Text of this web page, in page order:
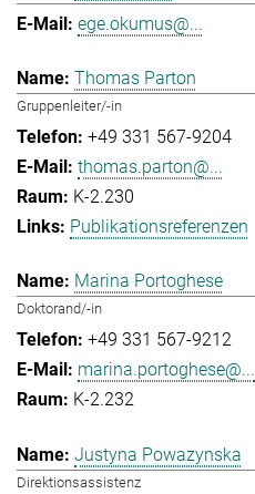
ege.okumus@...
Thomas Parton
Gruppenleiter/-in
+49 331 567-9204
thomas.parton@...
K-2.230
Publikationsreferenzen
Marina Portoghese
Doktorand/-in
+49 331 567-9212
marina.portoghese@...
K-2.232
Justyna Powazynska
Direktionsassistenz